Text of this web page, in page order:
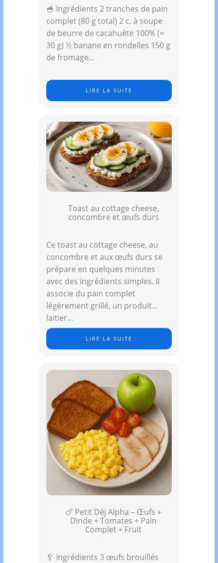
🥣 Ingrédients 2 tranches de pain
complet (80 g total) 2 c. à soupe
de beurre de cacahuète 100% (≈
30 g) ½ banane en rondelles 150 g
de fromage…
LIRE LA SUITE
Toast au cottage cheese,
concombre et œufs durs
Ce toast au cottage cheese, au
concombre et aux œufs durs se
prépare en quelques minutes
avec des ingrédients simples. Il
associe du pain complet
légèrement grillé, un produit
laitier…
LIRE LA SUITE
🍗 Petit Déj Alpha – Œufs +
Dinde + Tomates + Pain
Complet + Fruit
🥄 Ingrédients 3 œufs brouillés